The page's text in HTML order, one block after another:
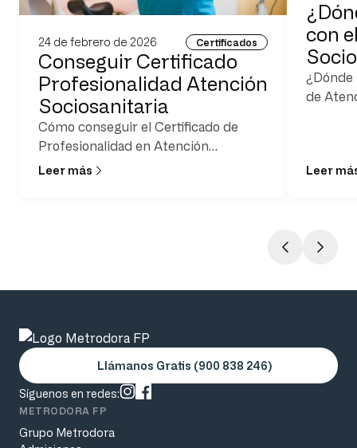
24 de febrero de 2026 Certificados
Conseguir Certificado
Profesionalidad Atención
Sociosanitaria
Cómo conseguir el Certificado de
Profesionalidad en Atención
Sociosanitaria (SSCS0208)
Leer más
con
¿Dónde
de
Leer
Llámanos Gratis (900 838 246)
Síguenos en redes:
METRODORA FP
Grupo Metrodora